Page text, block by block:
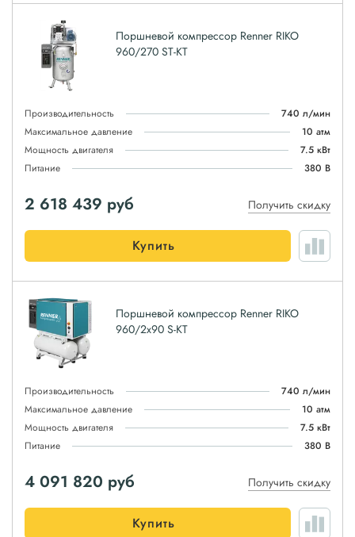
Поршневой компрессор Renner RIKO
960/270 ST-KT
Производительность
740 л/мин
Максимальное давление
10 атм
Мощность двигателя
7.5 кВт
Питание
380 В
2 618 439 руб Получить скидку
Купить
Поршневой компрессор Renner RIKO
960/2x90 S-KT
Производительность
740 л/мин
Максимальное давление
10 атм
Мощность двигателя
7.5 кВт
Питание
380 В
4 091 820 руб Получить скидку
Купить